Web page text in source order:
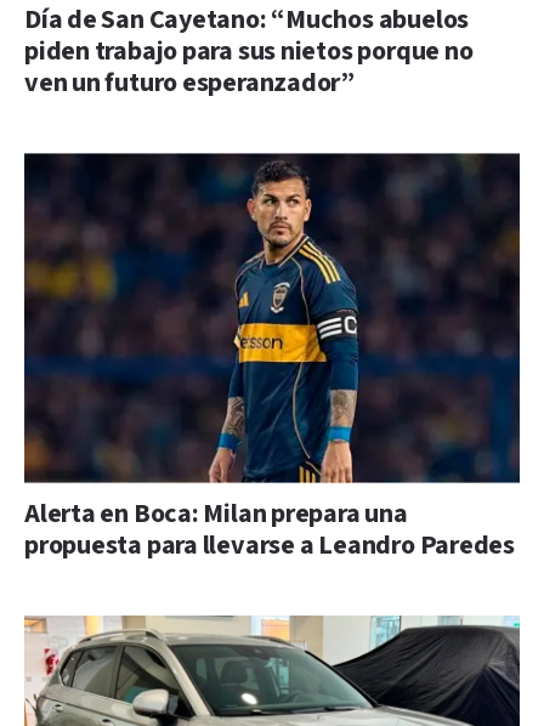
Día de San Cayetano: “Muchos abuelos
piden trabajo para sus nietos porque no
ven un futuro esperanzador”
Alerta en Boca: Milan prepara una
propuesta para llevarse a Leandro Paredes